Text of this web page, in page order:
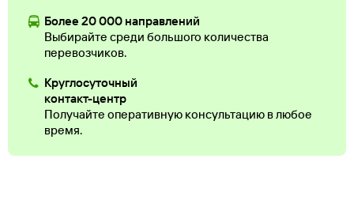
Более 20 000 направлений
Выбирайте среди большого количества
перевозчиков.
Круглосуточный
контакт-центр
Получайте оперативную консультацию в любое
время.